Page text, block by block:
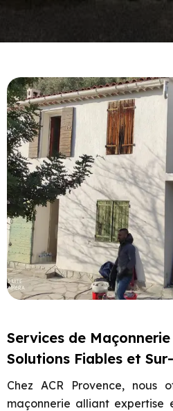
Services de
Solutions Fiables et
Chez ACR Provence, nous
maçonnerie alliant expertise